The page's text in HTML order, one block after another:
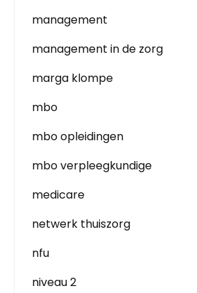
management
management in de zorg
marga klompe
mbo
mbo opleidingen
mbo verpleegkundige
medicare
netwerk thuiszorg
nfu
niveau 2